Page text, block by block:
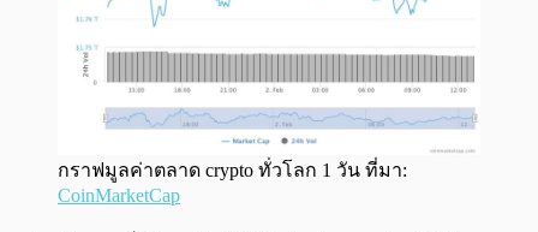
กราฟมูลค่าตลาด crypto ทั่วโลก 1 วัน ที่มา:
CoinMarketCap